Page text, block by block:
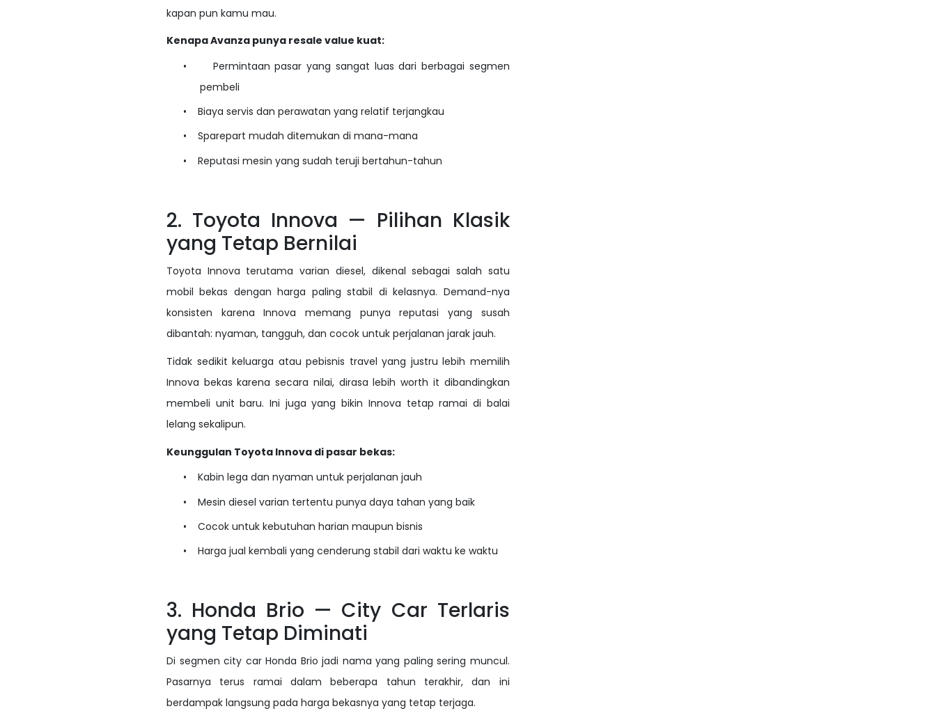
kapan pun kamu mau.
Kenapa Avanza punya resale value kuat:
•
Permintaan pasar yang sangat luas dari berbagai segmen
pembeli
•
Biaya servis dan perawatan yang relatif terjangkau
•
Sparepart mudah ditemukan di mana-mana
•
Reputasi mesin yang sudah teruji bertahun-tahun
2. Toyota Innova — Pilihan Klasik
yang Tetap Bernilai
Toyota Innova terutama varian diesel, dikenal sebagai salah satu
mobil bekas dengan harga paling stabil di kelasnya. Demand-nya
konsisten karena Innova memang punya reputasi yang susah
dibantah: nyaman, tangguh, dan cocok untuk perjalanan jarak jauh.
Tidak sedikit keluarga atau pebisnis travel yang justru lebih memilih
Innova bekas karena secara nilai, dirasa lebih worth it dibandingkan
membeli unit baru. Ini juga yang bikin Innova tetap ramai di balai
lelang sekalipun.
Keunggulan Toyota Innova di pasar bekas:
•
Kabin lega dan nyaman untuk perjalanan jauh
•
Mesin diesel varian tertentu punya daya tahan yang baik
•
Cocok untuk kebutuhan harian maupun bisnis
•
Harga jual kembali yang cenderung stabil dari waktu ke waktu
3. Honda Brio — City Car Terlaris
yang Tetap Diminati
Di segmen city car Honda Brio jadi nama yang paling sering muncul.
Pasarnya terus ramai dalam beberapa tahun terakhir, dan ini
berdampak langsung pada harga bekasnya yang tetap terjaga.